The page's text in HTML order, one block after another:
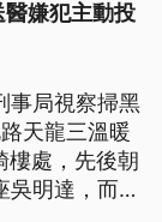
嫌犯主動投
事局視察掃黑
天龍三溫暖
樓處，先後朝
吳明達，而2